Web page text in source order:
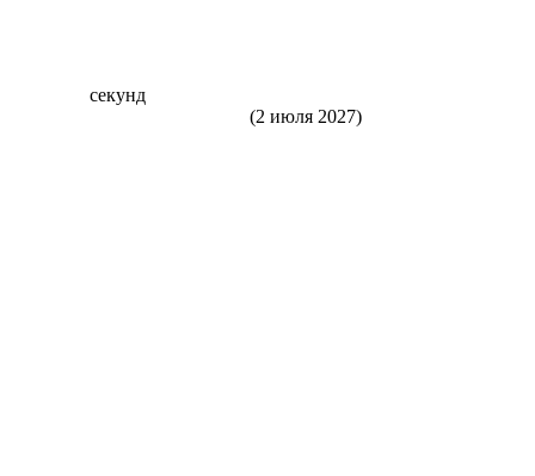
секунд
(2 июля 2027)